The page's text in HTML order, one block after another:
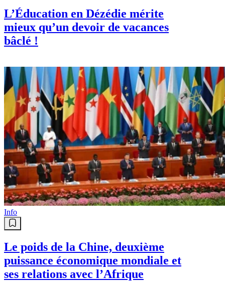
L’Éducation en Dézédie mérite
mieux qu’un devoir de vacances
bâclé !
Info
Le poids de la Chine, deuxième
puissance économique mondiale et
ses relations avec l’Afrique